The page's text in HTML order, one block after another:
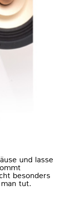
und lasse
besonders
tut.